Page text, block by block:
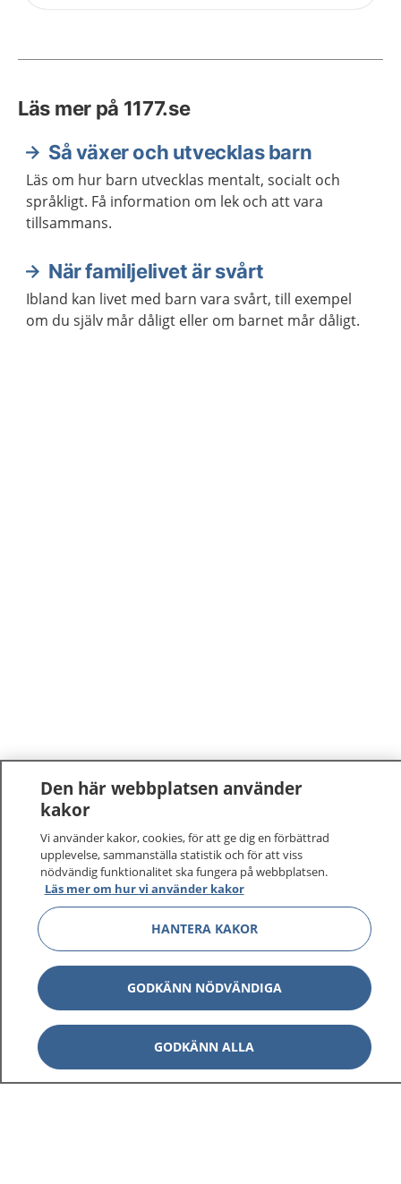
Läs mer på 1177.se
Så växer och utvecklas barn
Läs om hur barn utvecklas mentalt, socialt och
språkligt. Få information om lek och att vara
tillsammans.
När familjelivet är svårt
Ibland kan livet med barn vara svårt, till exempel
om du själv mår dåligt eller om barnet mår dåligt.
1177–tryggt om din hälsa och vård
På 1177.se får du råd om hälsa och information om
sjukdomar och vilka mottagningar du kan kontakta.
Logga in för att läsa din journal och göra dina
vårdärenden. Ring telefonnummer 1177 för
sjukvårdsrådgivning dygnet runt.
1177 ger dig råd när du vill må bättre.
Den här webbplatsen använder
kakor
Vi använder kakor, cookies, för att ge dig en förbättrad
upplevelse, sammanställa statistik och för att viss
nödvändig funktionalitet ska fungera på webbplatsen.
Läs mer om hur vi använder kakor
HANTERA KAKOR
GODKÄNN NÖDVÄNDIGA
GODKÄNN ALLA